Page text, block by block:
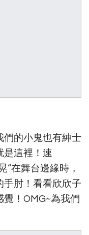
們的小鬼也有紳士
是這裡！速
“在舞台邊緣時，
手肘！看看欣欣子
！OMG~為我們